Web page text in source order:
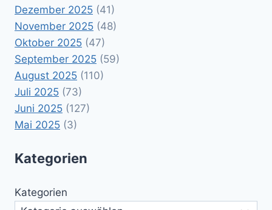
Dezember 2025 (41)
November 2025 (48)
Oktober 2025 (47)
September 2025 (59)
August 2025 (110)
Juli 2025 (73)
Juni 2025 (127)
Mai 2025 (3)
Kategorien
Kategorien